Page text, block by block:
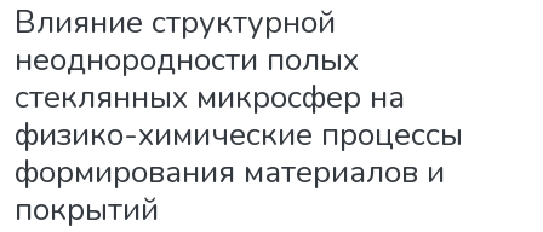
Влияние структурной
неоднородности полых
стеклянных микросфер на
физико-химические процессы
формирования материалов и
покрытий